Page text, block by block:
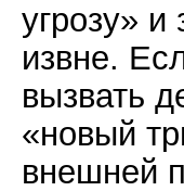
угрозу»
извне.
вызвать
«новый
внешней